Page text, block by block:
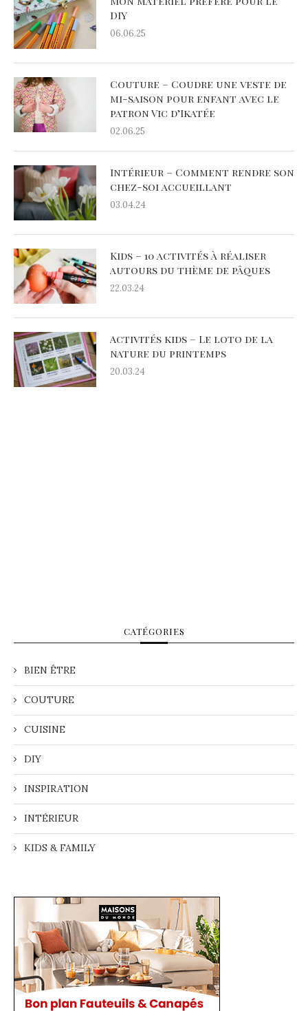
DIY
06.06.25
Couture – Coudre une veste de
mi-saison pour enfant avec le
patron Vic d’Ikatée
02.06.25
Intérieur – Comment rendre son
chez-soi accueillant
03.04.24
Kids – 10 activités à réaliser
autours du thème de pâques
22.03.24
Activités kids – Le loto de la
nature du printemps
20.03.24
CATÉGORIES
BIEN ÊTRE
COUTURE
CUISINE
DIY
INSPIRATION
INTÉRIEUR
KIDS & FAMILY